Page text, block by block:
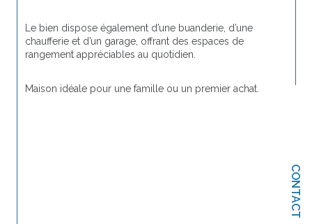
CONTACT
Le bien dispose également d’une buanderie, d’une
chaufferie et d’un garage, offrant des espaces de
rangement appréciables au quotidien.
Maison idéale pour une famille ou un premier achat.